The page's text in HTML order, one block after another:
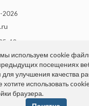
2026
40
персональной
используем cookie
посещениях
улучшения качества
хотите использовать
браузера.